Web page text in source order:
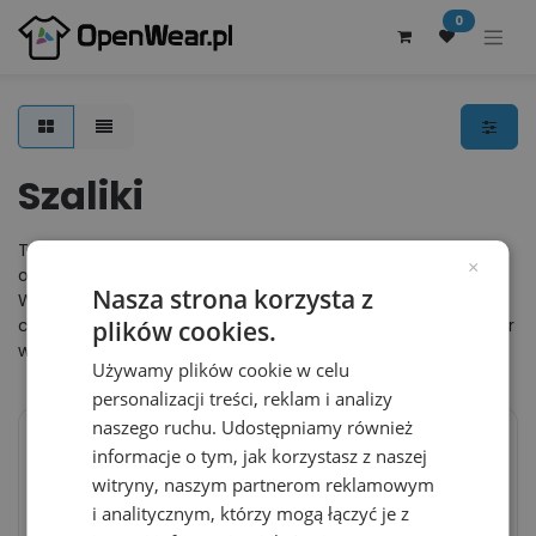
0
Szaliki
To kategoria, w której znajdują się szaliki dla kobiet, dzieci
oraz dla mężczyzn w wielu wersjach kolorystycznych.
Wykonane z wysokiej jakości materiałów, dlatego świetnie
chronią przed zimnem oraz są miłe w dotyku. Szeroki wybór
wzorów oraz możliwość znakowania wieloma metodami.
Kominiarka termiczna
CB230 - Black
Kominarka z mikrofibry
CB225 - Black
×
Nasza strona korzysta z
plików cookies.
Używamy plików cookie w celu
personalizacji treści, reklam i analizy
naszego ruchu. Udostępniamy również
informacje o tym, jak korzystasz z naszej
witryny, naszym partnerom reklamowym
i analitycznym, którzy mogą łączyć je z